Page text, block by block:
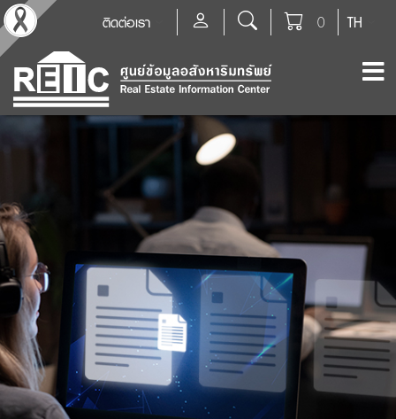
TH
0
ติดต่อเรา